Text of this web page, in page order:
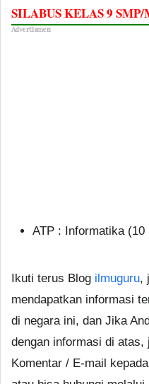
SILABUS KELAS 9
Advertismen
ATP : Informatika (10
Ikuti terus Blog ilmuguru,
mendapatkan informasi
di negara ini, dan Jika
dengan informasi di atas,
Komentar / E-mail